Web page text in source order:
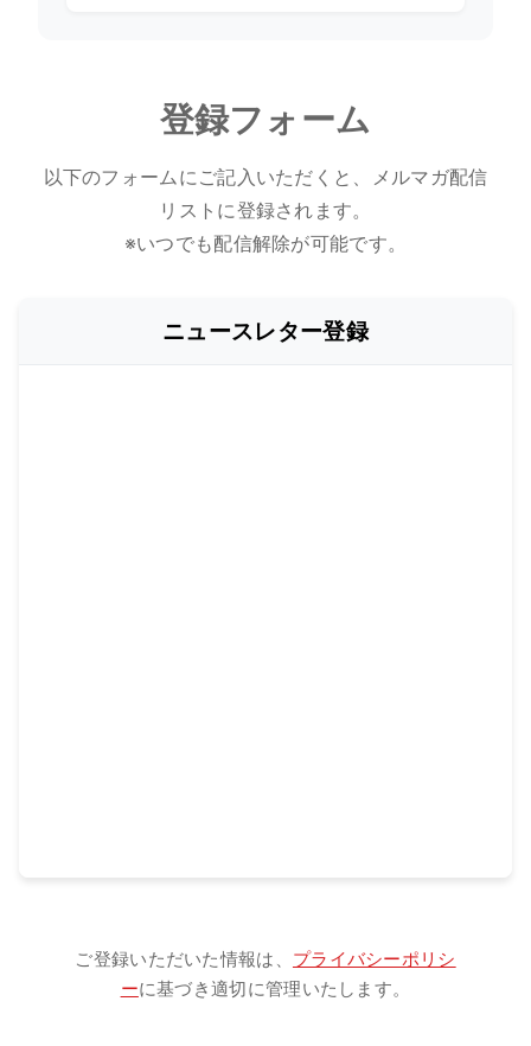
登録フォーム
以下のフォームにご記入いただくと、メルマガ配信
リストに登録されます。
※いつでも配信解除が可能です。
ニュースレター登録
ご登録いただいた情報は、 プライバシーポリシ
ーに基づき適切に管理いたします。